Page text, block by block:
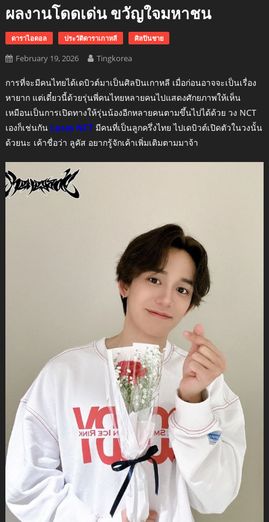
ผลงานโดดเด่น ขวัญใจมหาชน
ดาราไอดอล ประวัติดาราเกาหลี ศิลปินชาย
February 19, 2026 Tingkorea
การที่จะมีคนไทยได้เดบิวต์มาเป็นศิลปินเกาหลี เมื่อก่อนอาจจะเป็นเรื่อง
หายาก แต่เดี๋ยวนี้ด้วยรุ่นพี่คนไทยหลายคนไปแสดงศักยภาพให้เห็น
เหมือนเป็นการเปิดทางให้รุ่นน้องอีกหลายคนตามขึ้นไปได้ด้วย วง NCT
เองก็เช่นกัน Lucas NCTมีคนที่เป็นลูกครึ่งไทย ไปเดบิวต์เปิดตัวในวงนั้น
ด้วยนะ เค้าชื่อว่า ลูคัส อยากรู้จักเค้าเพิ่มเติมตามมาจ้า